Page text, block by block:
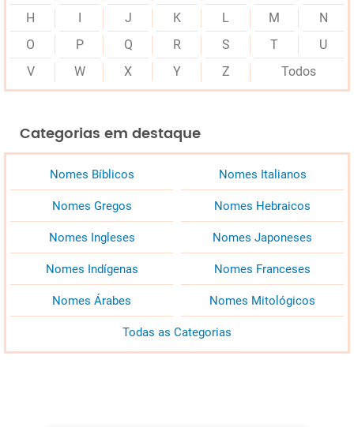
H
J K L M
N
O
P Q R S T
U
V
W X Y Z Todos
Categorias em destaque
Nomes Bíblicos Nomes Italianos
Nomes Gregos Nomes Hebraicos
Nomes Ingleses Nomes Japoneses
Nomes Indígenas Nomes Franceses
Nomes Árabes Nomes Mitológicos
Todas as Categorias